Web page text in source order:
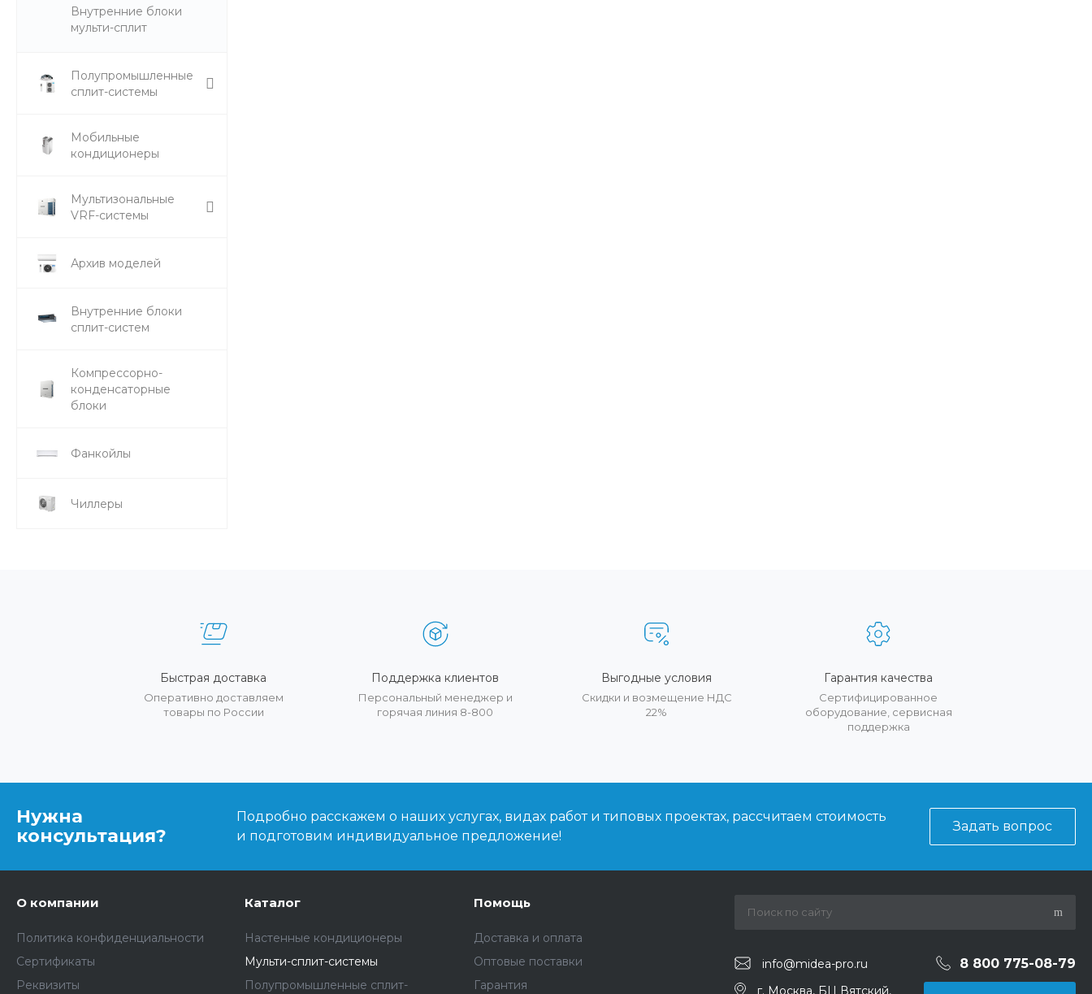
Внутренние блоки
мульти-сплит
Полупромышленные
сплит-системы
Мобильные
кондиционеры
Мультизональные
VRF-системы
Архив моделей
Внутренние блоки
сплит-систем
Компрессорно-
конденсаторные
блоки
Фанкойлы
Чиллеры
Быстрая доставка
Оперативно доставляем
товары по России
Поддержка клиентов
Персональный менеджер и
горячая линия 8-800
Выгодные условия
Скидки и возмещение НДС
22%
Гарантия качества
Сертифицированное
оборудование, сервисная
поддержка
Нужна
консультация?
Подробно расскажем о наших услугах, видах работ и типовых проектах, рассчитаем стоимость
и подготовим индивидуальное предложение!
Задать вопрос
О компании
Политика конфиденциальности
Сертификаты
Реквизиты
Каталог
Настенные кондиционеры
Мульти-сплит-системы
Полупромышленные сплит-
Помощь
Доставка и оплата
Оптовые поставки
Гарантия
info@midea-pro.ru 8 800 775-08-79
г. Москва, БЦ Вятский,